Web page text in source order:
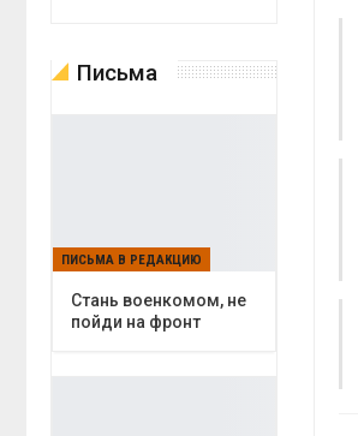
Письма
ПИСЬМА В РЕДАКЦИЮ
Cтань военкомом, не
пойди на фронт